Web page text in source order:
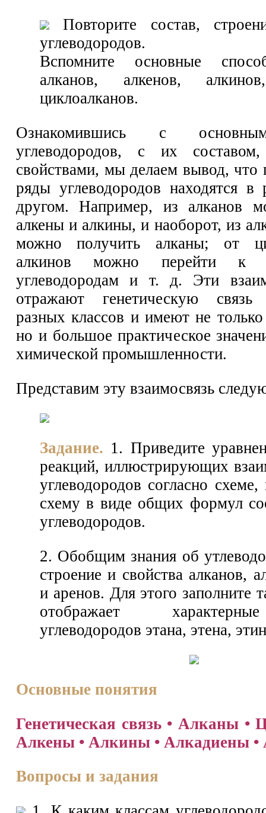
Повторите состав,
углеводородов.
Вспомните основные
алканов, алкенов,
циклоалканов.
Ознакомившись с
углеводородов, с их
свойствами, мы делаем вывод, что
ряды углеводородов находятся в
другом. Например, из алканов
алкены и алкины, и наоборот, из
можно получить алканы; от
алкинов можно перейти к
углеводородам и т. д. Эти
отражают генетическую связь
разных классов и имеют не только
но и большое практическое
химической промышленности.
Представим эту взаимосвязь
Задание. 1. Приведите
реакций, иллюстрирующих
углеводородов согласно
схему в виде общих формул
углеводородов.
2. Обобщим знания об
строение и свойства алканов,
и аренов. Для этого заполните
отображает
углеводородов этана, этена,
Основные понятия
Генетическая связь • Алканы •
Алкены • Алкины • Алкадиены
Вопросы и задания